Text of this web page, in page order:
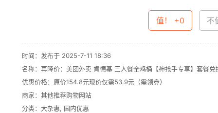
值！ +0 不
时间：发布于 2025-7-11 18:36
名称： 再降价：美团外卖 肯德基 三人餐全鸡桶【神抢手专享】套餐兑
优惠价格： 原价154.8元现价仅需53.9元（需领券）
商家：其他推荐购物网站
分类： 大杂惠, 国内优惠